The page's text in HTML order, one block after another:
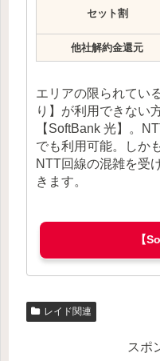
セット割
他社解約金還元
エリアの限られてい
り】が利用できない
【SoftBank 光】。
でも利用可能。しか
NTT回線の混雑を受
きます。
【
レイド関連
スポ